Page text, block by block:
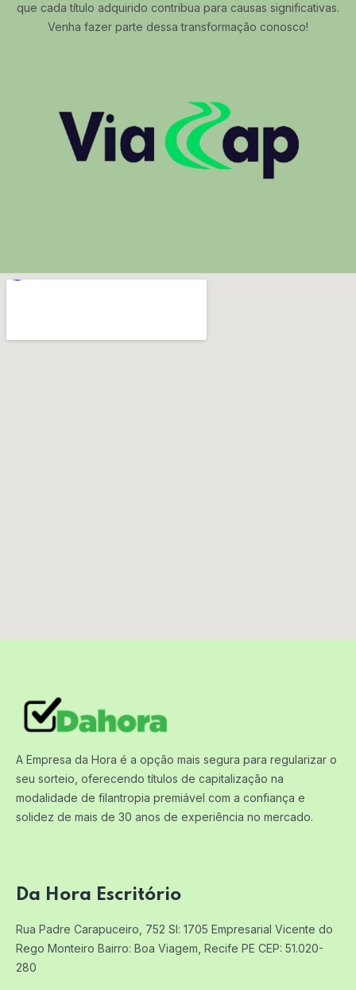
que cada título adquirido contribua para causas significativas.
Venha fazer parte dessa transformação conosco!
A Empresa da Hora é a opção mais segura para regularizar o
seu sorteio, oferecendo títulos de capitalização na
modalidade de filantropia premiável com a confiança e
solidez de mais de 30 anos de experiência no mercado.
Da Hora Escritório
Rua Padre Carapuceiro, 752 Sl: 1705 Empresarial Vicente do
Rego Monteiro Bairro: Boa Viagem, Recife PE CEP: 51.020-
280